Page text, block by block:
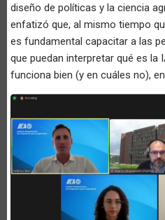
diseño de políticas y la ciencia
enfatizó que, al mismo tiempo
es fundamental capacitar a las
que puedan interpretar qué es la
funciona bien (y en cuáles no),